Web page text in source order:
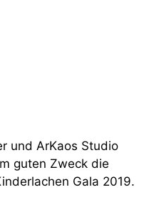
und ArKaos Studio
guten Zweck die
Gala 2019.